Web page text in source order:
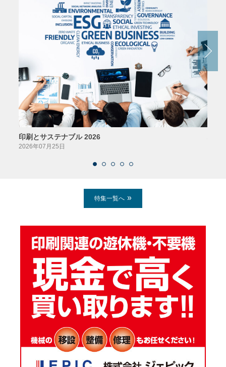
印刷とサステナブル 2026
2026年07月25日
特集一覧へ